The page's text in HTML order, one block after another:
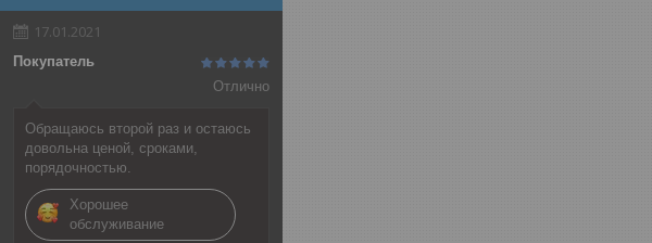
17.01.2021
Покупатель
Отлично
Обращаюсь второй раз и остаюсь
довольна ценой, сроками,
порядочностью.
Хорошее
обслуживание